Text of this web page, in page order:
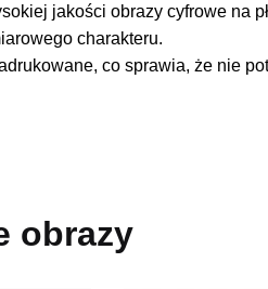
jakości obrazy cyfrowe na
charakteru.
co sprawia, że nie
obrazy